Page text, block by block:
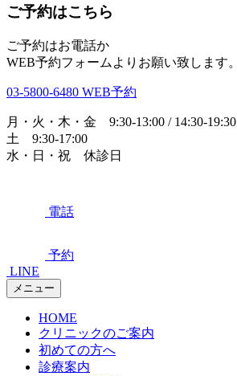
ご予約はこちら
ご予約はお電話か
WEB予約フォームよりお願い致します。
03-5800-6480 WEB予約
月・火・木・金 9:30-13:00 / 14:30-19:30
土 9:30-17:00
水・日・祝 休診日
電話
予約
LINE
メニュー
HOME
クリニックのご案内
初めての方へ
診療案内